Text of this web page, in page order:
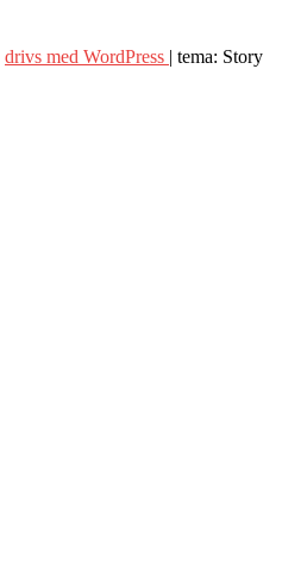
drivs med WordPress | tema: Story